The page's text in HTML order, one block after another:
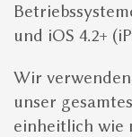
und iOS 4.2+
Wir
unser
einheitlich wie